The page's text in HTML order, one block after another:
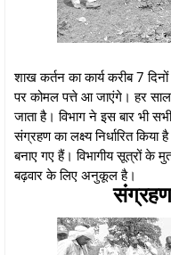
शाख कर्तन का कार्य करीब 7
पर कोमल पत्ते आ जाएंगे। हर
जाता है। विभाग ने इस बार भी
संग्रहण का लक्ष्य निर्धारित
बनाए गए हैं। विभागीय सूत्रों के
बढ़वार के लिए अनुकूल है।
संग्रहण